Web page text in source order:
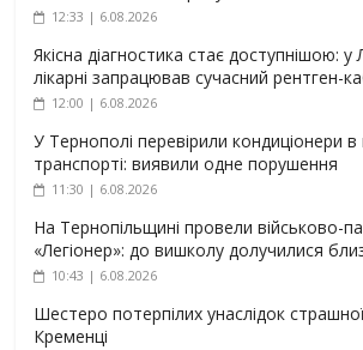
12:33 | 6.08.2026
Якісна діагностика стає доступнішою: у
лікарні запрацював сучасний рентген-
12:00 | 6.08.2026
У Тернополі перевірили кондиціонери
транспорті: виявили одне порушення
11:30 | 6.08.2026
На Тернопільщині провели військово-
«Легіонер»: до вишколу долучилися
10:43 | 6.08.2026
Шестеро потерпілих унаслідок страшної
Кременці